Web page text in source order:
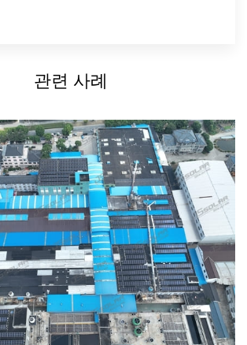
관련 사례